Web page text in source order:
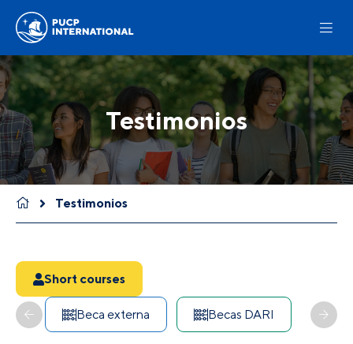
Testimonios
Testimonios
Short courses
Beca externa Becas DARI